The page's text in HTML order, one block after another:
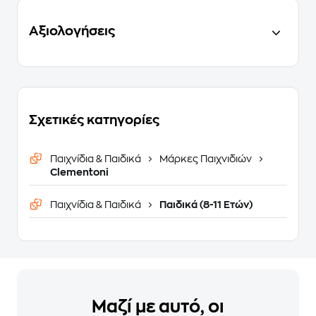
Αξιολογήσεις
Σχετικές κατηγορίες
Παιχνίδια & Παιδικά
Μάρκες Παιχνιδιών
Clementoni
Παιχνίδια & Παιδικά Παιδικά (8-11 Ετών)
Μαζί με αυτό, οι